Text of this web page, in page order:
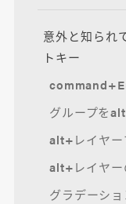
意外と知られ
トキー
グループを
alt+レイヤー
alt+レイヤー
グラデーシ